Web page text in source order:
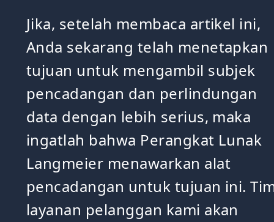
Jika, setelah membaca artikel ini,
Anda sekarang telah menetapkan
tujuan untuk mengambil subjek
pencadangan dan perlindungan
data dengan lebih serius, maka
ingatlah bahwa Perangkat Lunak
Langmeier menawarkan alat
pencadangan untuk tujuan ini.
layanan pelanggan kami akan